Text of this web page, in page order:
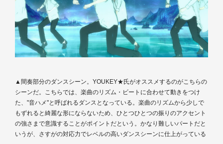
▲間奏部分のダンスシーン。YOUKEY★氏がオススメするのがこちらの
シーンだ。こちらでは、楽曲のリズム・ビートに合わせて動きをつけ
た、"音ハメ"と呼ばれるダンスとなっている。楽曲のリズムから少しで
もずれると綺麗な形にならないため、ひとつひとつの振りのアクセント
の強さまで意識することがポイントだという。かなり難しいパートだと
いうが、さすがの対応力でレベルの高いダンスシーンに仕上がっている